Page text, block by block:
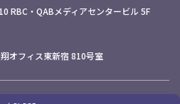
RBC・QABメディアセンタービル 5F
オフィス東新宿 810号室